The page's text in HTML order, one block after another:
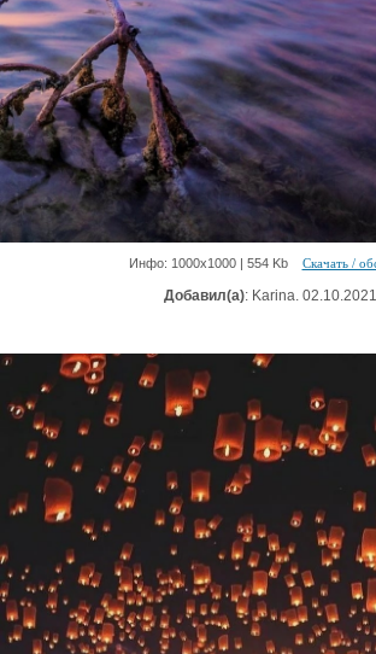
Инфо: 1000х1000 | 554 Kb Скачать /
Добавил(а): Karina. 02.10.2021